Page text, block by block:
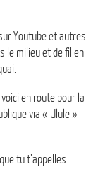
Youtube et autres
le milieu et de fil en
en route pour la
via « Ulule »
tu t’appelles …